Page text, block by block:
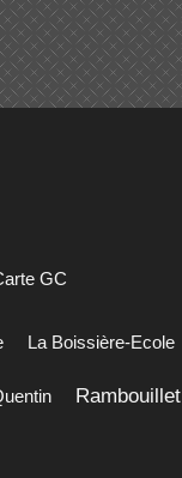
GC
La Boissière-Ecole
Rambouillet